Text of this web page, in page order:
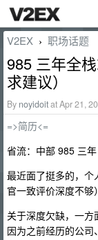
V2EX › 职场话题
985 三年全
求建议）
By noyidoitat Apr 21,
=>简历<=
省流：中部 985 三
最近面了挺多的，个
官一致评价深度不够）
关于深度欠缺，一
因为之前经历的公